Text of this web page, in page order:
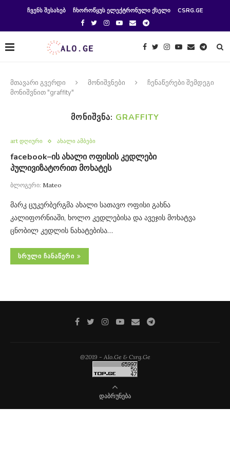
ᲩᲕᲔᲜᲡ ᲨᲔᲡᲐᲮᲔᲑ ᲩᲮᲝᲠᲝᲬᲧᲣᲡ ᲔᲚᲔᲥᲢᲠᲝᲜᲣᲚᲘ ᲥᲡᲔᲚᲘ CSRG.GE
მთავარი გვერდი მონიშვნები
ჩენაწერები შემდეგი
მონიშვნით "graffity"
ᲛᲝᲜᲘᲨᲕᲜᲐ: GRAFFITY
art დღიური ახალი ამბები
facebook–ის ახალი ოფისის კედლები
პულივიზატორით მოხატეს
ბლოგერი: Mateo
მარკ ცუკერბერგმა ახალი სათავო ოფისი გახნა
კალიფორნიაში, ხოლო კედლებისა და ავეჯის მოხატვა
ცნობილ კედლის ნახატებისა…
ᲡᲠᲣᲚᲘ ᲩᲐᲜᲐᲬᲔᲠᲘ
@2019 - Alo.Ge & Csrg.Ge
ᲓᲐᲑᲠᲣᲜᲔᲑᲐ